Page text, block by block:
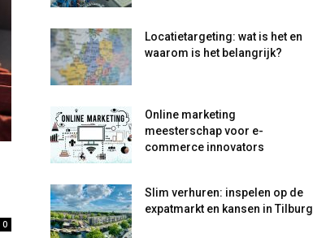
0
Locatietargeting: wat is het en
waarom is het belangrijk?
Online marketing
meesterschap voor e-
commerce innovators
Slim verhuren: inspelen op de
expatmarkt en kansen in Tilburg